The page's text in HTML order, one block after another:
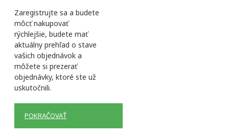
Zaregistrujte sa a budete
môcť nakupovať
rýchlejšie, budete mať
aktuálny prehľad o stave
vašich objednávok a
môžete si prezerať
objednávky, ktoré ste už
uskutočnili.
POKRAČOVAŤ